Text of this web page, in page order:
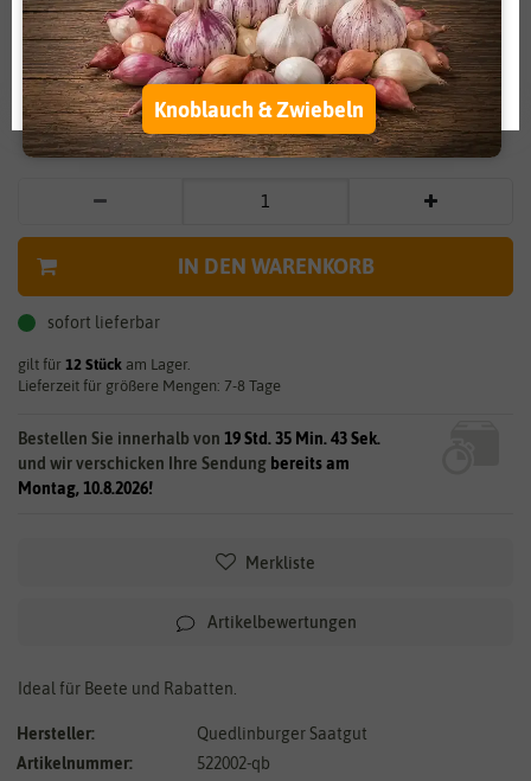
Sonnenhut Herbstwald
1,79 €
*
* inkl. 7% MwSt. zzgl.Versandkosten
IN DEN WARENKORB
sofort lieferbar
gilt für 12 Stück am Lager.
Lieferzeit für größere Mengen: 7-8 Tage
Bestellen Sie innerhalb von 19 Std. 35 Min. 43 Sek.
und wir verschicken Ihre Sendung bereits am
Montag, 10.8.2026!
Merkliste
Artikelbewertungen
Ideal für Beete und Rabatten.
Hersteller:
Quedlinburger Saatgut
Artikelnummer:
522002-qb
Alle ablehnen
Auswahl akzeptieren
Knoblauch & Zwiebeln